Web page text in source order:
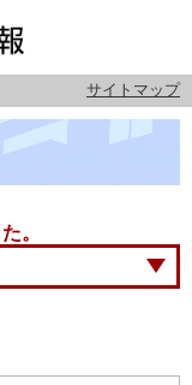
サイトマップ
。